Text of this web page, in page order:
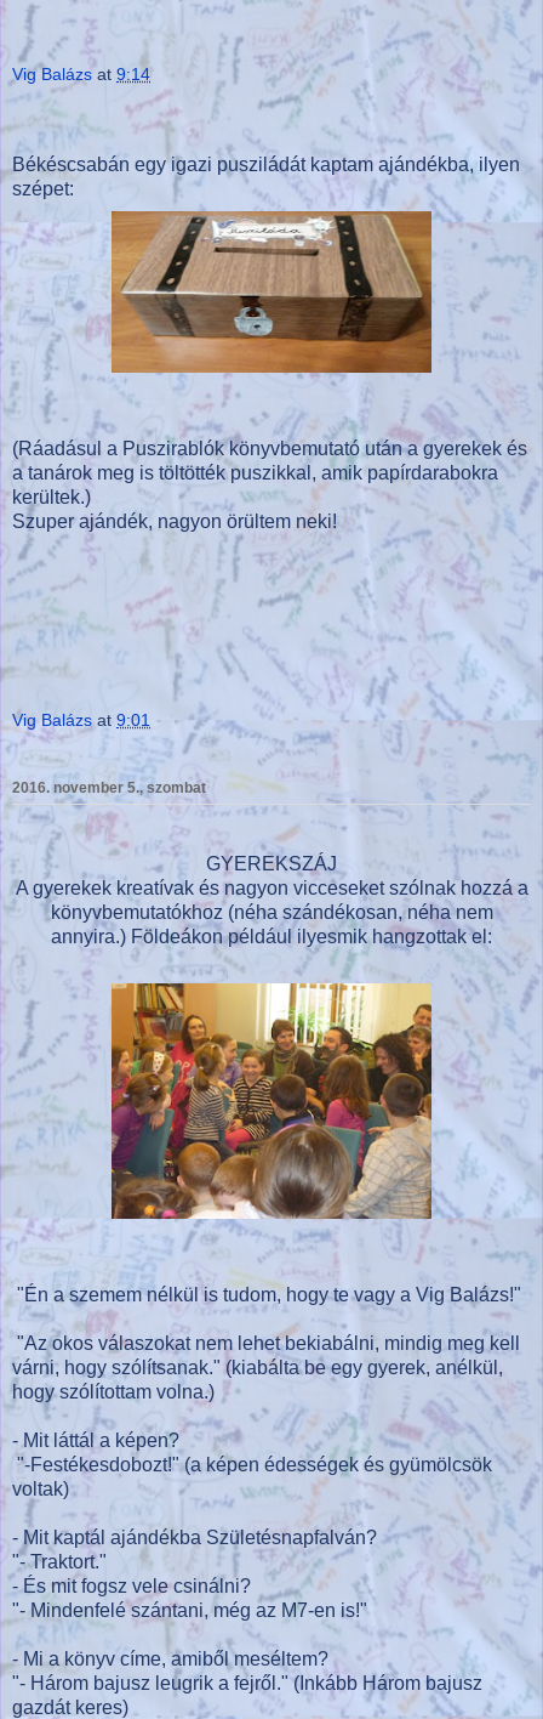
Vig Balázs at 9:14
Békéscsabán egy igazi pusziládát kaptam ajándékba, ilyen
szépet:
(Ráadásul a Puszirablók könyvbemutató után a gyerekek és
a tanárok meg is töltötték puszikkal, amik papírdarabokra
kerültek.)
Szuper ajándék, nagyon örültem neki!
Vig Balázs at 9:01
2016. november 5., szombat
GYEREKSZÁJ
A gyerekek kreatívak és nagyon vicceseket szólnak hozzá a
könyvbemutatókhoz (néha szándékosan, néha nem
annyira.) Földeákon például ilyesmik hangzottak el:
"Én a szemem nélkül is tudom, hogy te vagy a Vig Balázs!"
"Az okos válaszokat nem lehet bekiabálni, mindig meg kell
várni, hogy szólítsanak." (kiabálta be egy gyerek, anélkül,
hogy szólítottam volna.)
- Mit láttál a képen?
"-Festékesdobozt!" (a képen édességek és gyümölcsök
voltak)
- Mit kaptál ajándékba Születésnapfalván?
"- Traktort."
- És mit fogsz vele csinálni?
"- Mindenfelé szántani, még az M7-en is!"
- Mi a könyv címe, amiből meséltem?
"- Három bajusz leugrik a fejről." (Inkább Három bajusz
gazdát keres)